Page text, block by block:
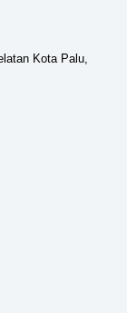
Kota Palu,